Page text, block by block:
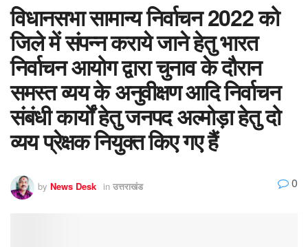
विधानसभा सामान्य निर्वाचन 2022 को
जिले में संपन्न कराये जाने हेतु भारत
निर्वाचन आयोग द्वारा चुनाव के दौरान
समस्त व्यय के अनुवीक्षण आदि निर्वाचन
संबंधी कार्यों हेतु जनपद अल्मोड़ा हेतु दो
व्यय प्रेक्षक नियुक्त किए गए हैं
by News Desk in उत्तराखंड 0